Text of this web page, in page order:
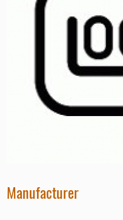
Manufacturer